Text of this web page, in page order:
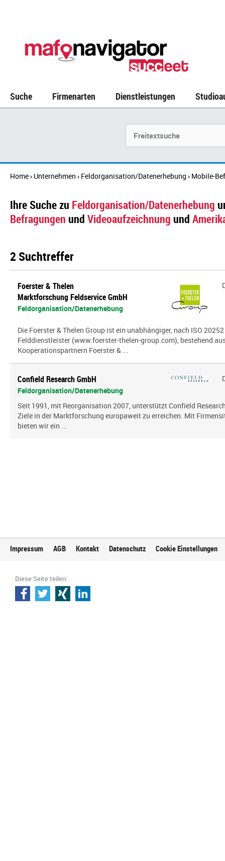
Suche Firmenarten Dienstleistungen
Home› Unternehmen › Feldorganisation/Datenerhebung › Mobile-
Ihre Suche zu Feldorganisation/Datenerhebung
Befragungen und Videoaufzeichnung und
2 Suchtreffer
Foerster & Thelen
Marktforschung Feldservice GmbH
Feldorganisation/Datenerhebung
Die Foerster & Thelen Group ist ein unabhängiger, nach ISO
Felddienstleister (www.foerster-thelen-group.com), bestehend
Kooperationspartnern Foerster & ...
Confield Research GmbH
Feldorganisation/Datenerhebung
Seit 1991, mit Reorganisation 2007, unterstützt Confield
Ziele in der Marktforschung europaweit zu erreichen. Mit
bieten wir ein ...
Impressum AGB Kontakt Datenschutz Cookie Einstellungen
Diese Seite teilen: